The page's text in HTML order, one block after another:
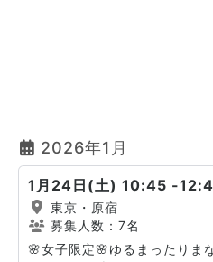
2026年1月
1月24日(土) 10:45 -
東京・原宿
募集人数：7名
🌸女子限定🌸ゆるまったりま